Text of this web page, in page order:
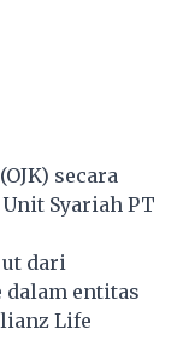
secara
Syariah PT
dari
dalam entitas
Life